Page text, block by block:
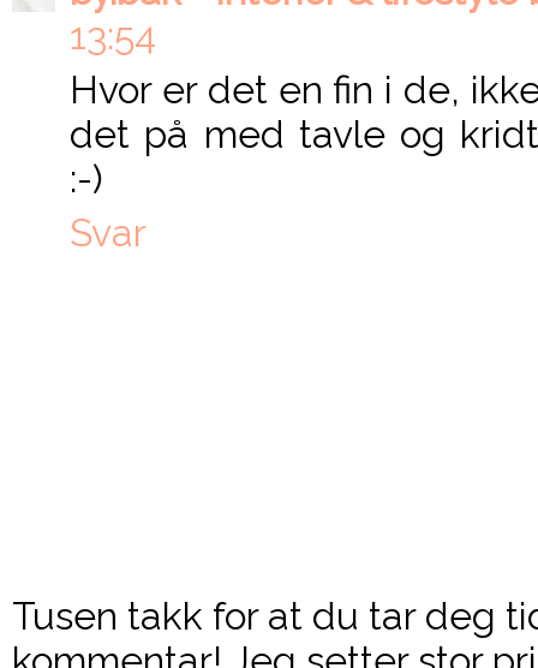
13:54
Hvor er det en fin i de,
det på med tavle og
:-)
Svar
Tusen takk for at du tar deg